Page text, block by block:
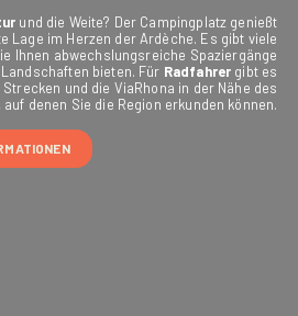
und die Weite? Der Campingplatz genießt
Lage im Herzen der Ardèche. Es gibt viele
Ihnen abwechslungsreiche Spaziergänge
bieten. Für Radfahrer gibt es
und die ViaRhona in der Nähe des
denen Sie die Region erkunden können.